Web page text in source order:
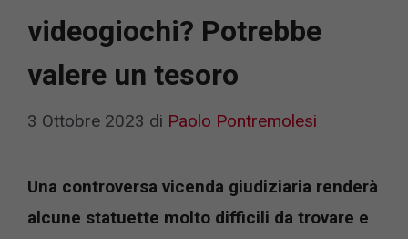
videogiochi? Potrebbe
valere un tesoro
3 Ottobre 2023 di Paolo Pontremolesi
Una controversa vicenda giudiziaria renderà
alcune statuette molto difficili da trovare e